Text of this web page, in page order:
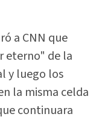
a CNN que
eterno" de la
y luego los
la misma celda
continuara